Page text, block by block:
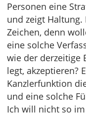
Personen eine
und zeigt
Zeichen, denn
eine solche
wie der derzeitige
legt, akzeptieren?
Kanzlerfunktion
und eine solche
Ich will nicht so